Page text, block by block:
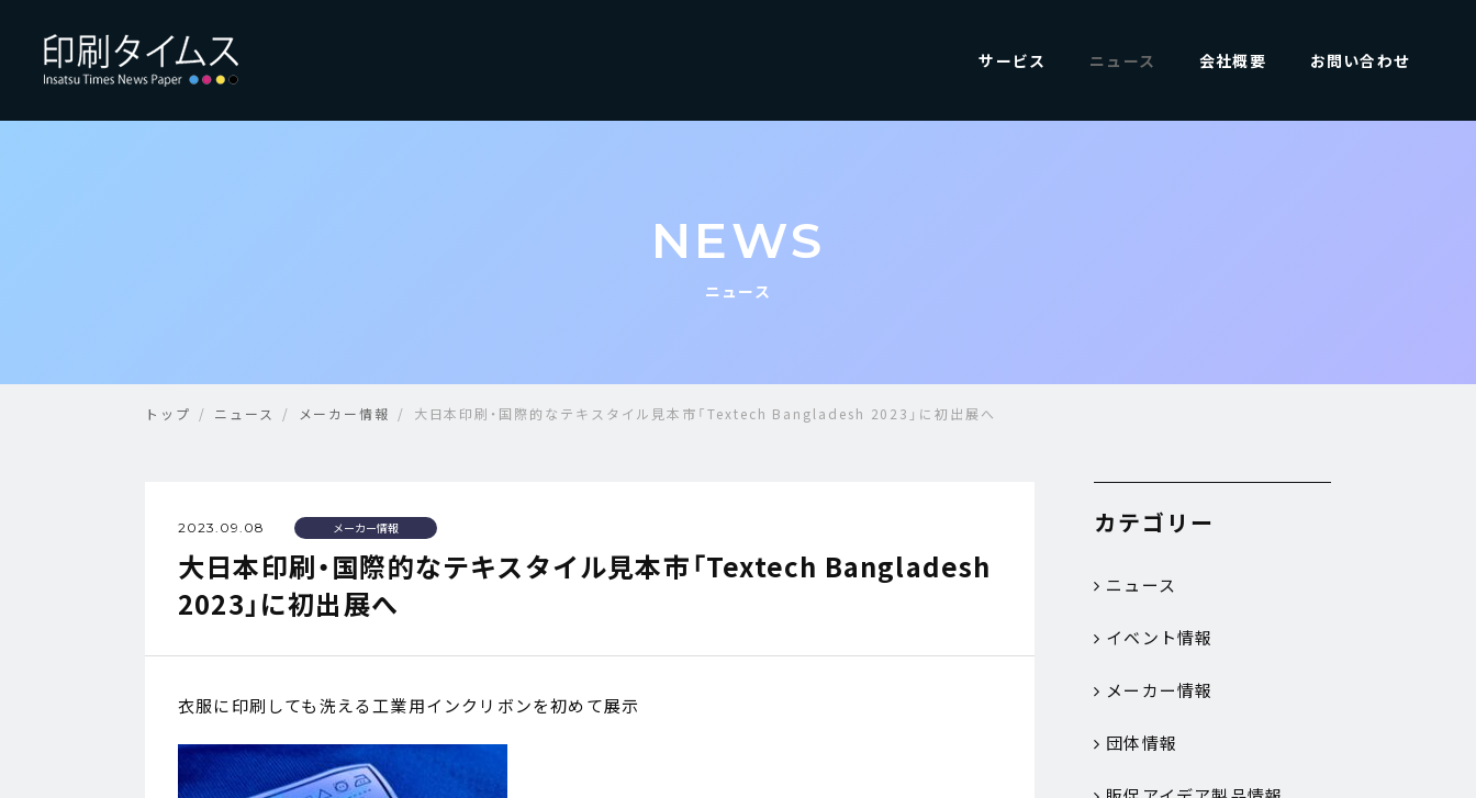
サービス ニュース 会社概要 お問い合わせ
NEWS
ニュース
トップ ニュース メーカー情報 大日本印刷・国際的なテキスタイル見本市「Textech Bangladesh 2023」に初出展へ
2023.09.08 メーカー情報
大日本印刷・国際的なテキスタイル見本市「Textech Bangladesh
2023」に初出展へ
衣服に印刷しても洗える工業用インクリボンを初めて展示
カテゴリー
ニュース
イベント情報
メーカー情報
団体情報